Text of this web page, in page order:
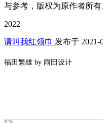
与参考，版权为原作者所有
2022
请叫我红领巾 发布于 2021-
福田繁雄 by 雨田设计